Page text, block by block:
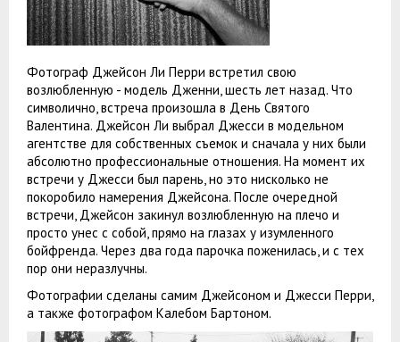
Фотограф Джейсон Ли Перри встретил свою
возлюбленную - модель Дженни, шесть лет назад. Что
символично, встреча произошла в День Святого
Валентина. Джейсон Ли выбрал Джесси в модельном
агентстве для собственных съемок и сначала у них были
абсолютно профессиональные отношения. На момент их
встречи у Джесси был парень, но это нисколько не
покоробило намерения Джейсона. После очередной
встречи, Джейсон закинул возлюбленную на плечо и
просто унес с собой, прямо на глазах у изумленного
бойфренда. Через два года парочка поженилась, и с тех
пор они неразлучны.
Фотографии сделаны самим Джейсоном и Джесси Перри,
а также фотографом Калебом Бартоном.